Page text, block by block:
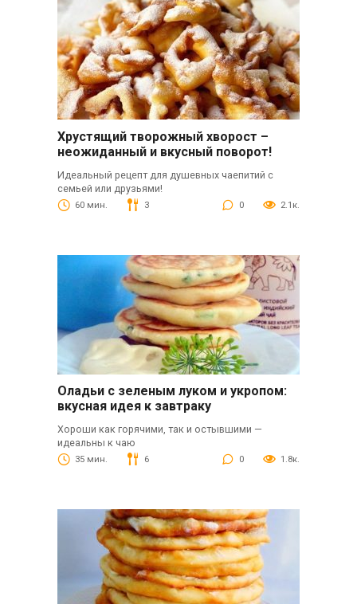
Хрустящий творожный хворост –
неожиданный и вкусный поворот!
Идеальный рецепт для душевных чаепитий с
семьей или друзьями!
60 мин. 3 0 2.1к.
Оладьи с зеленым луком и укропом:
вкусная идея к завтраку
Хороши как горячими, так и остывшими —
идеальны к чаю
35 мин. 6 0 1.8к.